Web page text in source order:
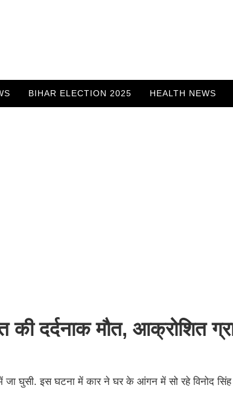
BIHAR ELECTION 2025 HEALTH NEWS
दर्दनाक मौत, आक्रोशित
जा घुसी. इस घटना में कार ने घर के आंगन में सो रहे विनोद